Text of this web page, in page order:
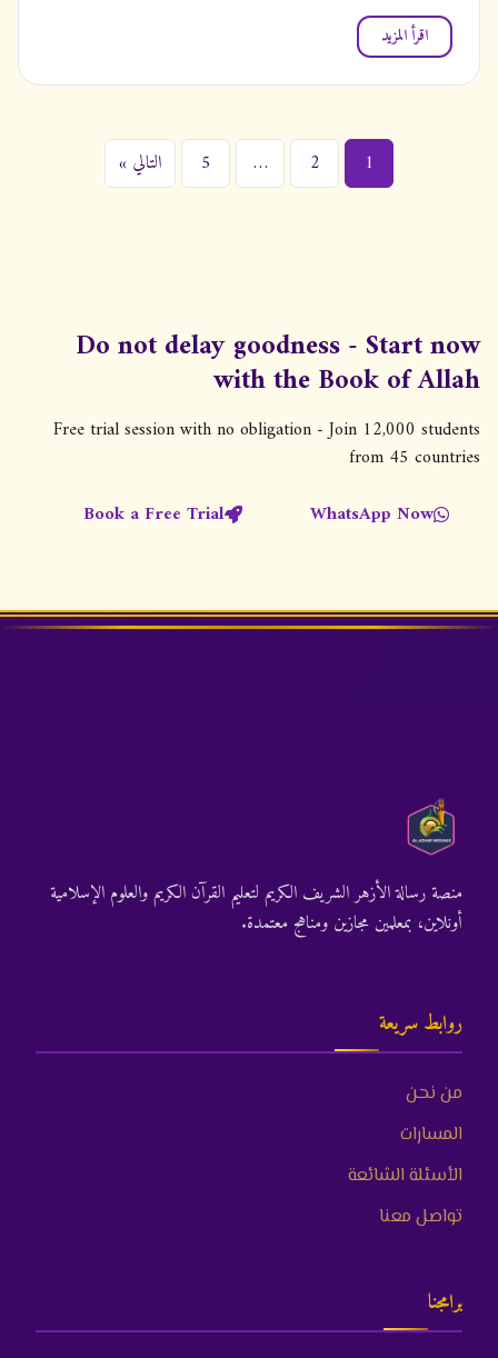
اقرأ المزيد
ت
ع
ح
ا
ت
ا
ل
1
2
…
5 التالي »
Do not delay goodness - Start now
with the Book of Allah
Free trial session with no obligation - Join 12,000 students
from 45 countries
WhatsApp Now
Book a Free Trial
منصة رسالة الأزهر الشريف الكريم لتعليم القرآن الكريم والعلوم الإسلامية
أونلاين، بمعلمين مجازين ومناهج معتمدة.
روابط سريعة
من نحن
المسارات
الأسئلة الشائعة
تواصل معنا
برامجنا